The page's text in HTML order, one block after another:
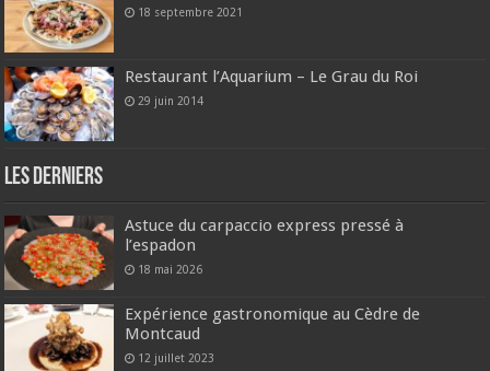
18 septembre 2021
Restaurant l’Aquarium – Le Grau du Roi
29 juin 2014
Les derniers
Astuce du carpaccio express pressé à
l’espadon
18 mai 2026
Expérience gastronomique au Cèdre de
Montcaud
12 juillet 2023